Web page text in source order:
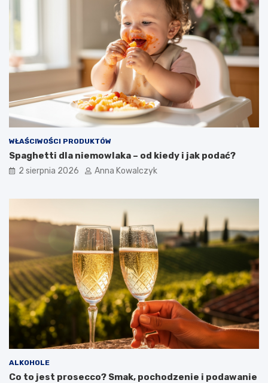
WŁAŚCIWOŚCI PRODUKTÓW
Spaghetti dla niemowlaka – od kiedy i jak podać?
2 sierpnia 2026 Anna Kowalczyk
ALKOHOLE
Co to jest prosecco? Smak, pochodzenie i podawanie